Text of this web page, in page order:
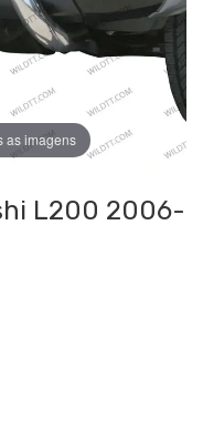
as imagens
L200 2006-